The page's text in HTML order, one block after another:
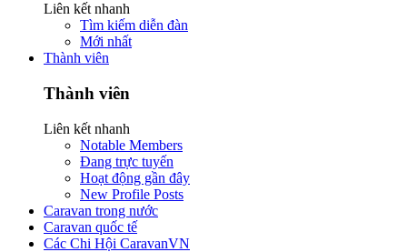
Liên kết nhanh
Tìm kiếm diễn đàn
Mới nhất
Thành viên
Thành viên
Liên kết nhanh
Notable Members
Đang trực tuyến
Hoạt động gần đây
New Profile Posts
Caravan trong nước
Caravan quốc tế
Các Chi Hội CaravanVN